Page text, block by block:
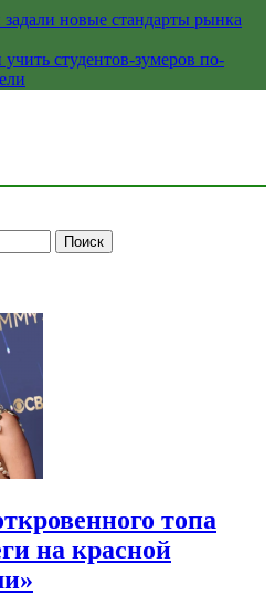
новые стандарты рынка
студентов-зумеров по-
топа
на красной